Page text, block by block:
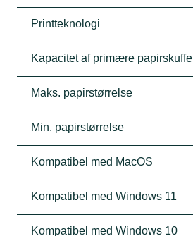
Printteknologi
Kapacitet af primære papirskuffe
Maks. papirstørrelse
Min. papirstørrelse
Kompatibel med MacOS
Kompatibel med Windows 11
Kompatibel med Windows 10